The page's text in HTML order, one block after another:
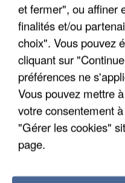
et fermer", ou affiner
finalités et/ou
choix". Vous pouvez
cliquant sur
préférences ne
Vous pouvez mettre
votre consentement
"Gérer les cookies"
page.